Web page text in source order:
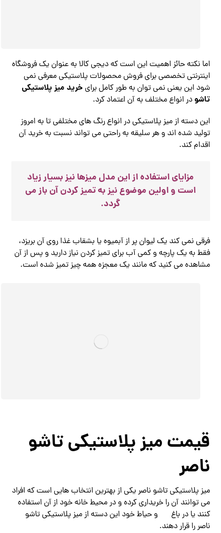
اما نکته حائز اهمیت این است که دیجی کالا به عنوان یک فروشگاه
اینترنتی تخصصی برای فروش محصولات پلاستیکی معرفی نمی
شود این یعنی نمی توان به طور کامل برای خرید میز پلاستیکی
تاشو در انواع مختلف به آن اعتماد کرد.
این دسته از میز پلاستیکی در انواع رنگ های مختلفی تا به امروز
تولید شده اند و هر سلیقه به راحتی می تواند نسبت به خرید آن
اقدام کند.
مزایای استفاده از این مدل میزها نیز بسیار زیاد
است و اولین موضوع نیز به تمیز کردن آن باز می
گردد.
فرقی نمی‌ کند یک لیوان پر از آبمیوه یا بشقاب غذا روی آن بریزد،
فقط به یک پارچه و کمی آب برای تمیز کردن نیاز دارید و پس از آن
مشاهده می کنید که مانند یک معجزه همه چیز تمیز شده است.
قیمت میز پلاستیکی تاشو
ناصر
میز پلاستیکی تاشو ناصر یکی از بهترین انتخاب هایی است که افراد
می توانند آن را خریداری کرده و در محیط خانه خود از آن استفاده
کنند یا در باغ
و حیاط خود این دسته از میز پلاستیکی تاشو
ناصر را قرار دهند.